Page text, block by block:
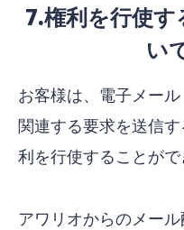
7.権利を行使
い
お客様は、電子メール
関連する要求を送信
利を行使することがで
アワリオからのメー